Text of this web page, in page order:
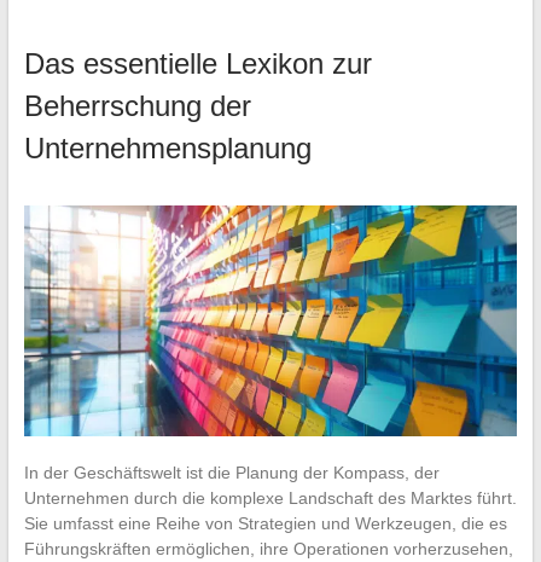
Das essentielle Lexikon zur
Beherrschung der
Unternehmensplanung
In der Geschäftswelt ist die Planung der Kompass, der
Unternehmen durch die komplexe Landschaft des Marktes führt.
Sie umfasst eine Reihe von Strategien und Werkzeugen, die es
Führungskräften ermöglichen, ihre Operationen vorherzusehen,